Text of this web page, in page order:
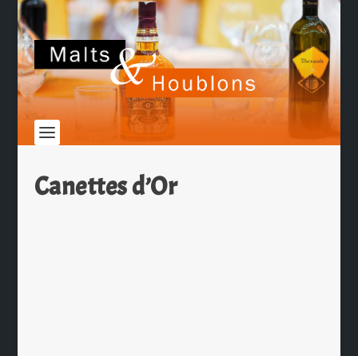
Canettes d’Or